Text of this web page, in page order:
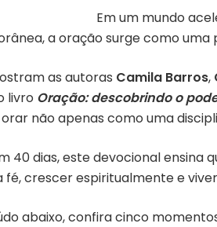
Em um mundo
a oração surge como
as autoras Camila Barros,
livro Oração: descobrindo o
não apenas como uma
40 dias, este devocional
fé, crescer espiritualmente e
abaixo, confira cinco